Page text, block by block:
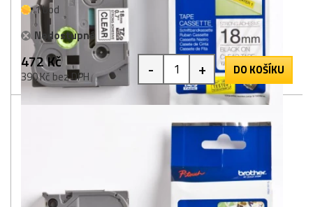
1 bod
Nedostupné
472 Kč
390 Kč bez DPH - + DO KOŠÍKU